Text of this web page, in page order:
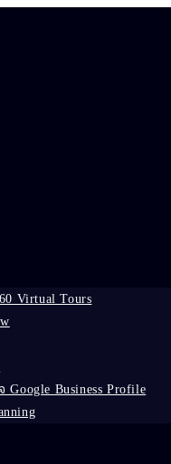
Virtual Tours
Business Profile